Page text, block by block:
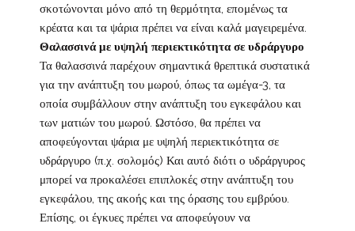
σκοτώνονται μόνο από τη θερμότητα, επομένως τα
κρέατα και τα ψάρια πρέπει να είναι καλά μαγειρεμένα.
Θαλασσινά με υψηλή περιεκτικότητα σε υδράργυρο
Τα θαλασσινά παρέχουν σημαντικά θρεπτικά συστατικά
για την ανάπτυξη του μωρού, όπως τα ωμέγα-3, τα
οποία συμβάλλουν στην ανάπτυξη του εγκεφάλου και
των ματιών του μωρού. Ωστόσο, θα πρέπει να
αποφεύγονται ψάρια με υψηλή περιεκτικότητα σε
υδράργυρο (π.χ. σολομός) Και αυτό διότι ο υδράργυρος
μπορεί να προκαλέσει επιπλοκές στην ανάπτυξη του
εγκεφάλου, της ακοής και της όρασης του εμβρύου.
Επίσης, οι έγκυες πρέπει να αποφεύγουν να